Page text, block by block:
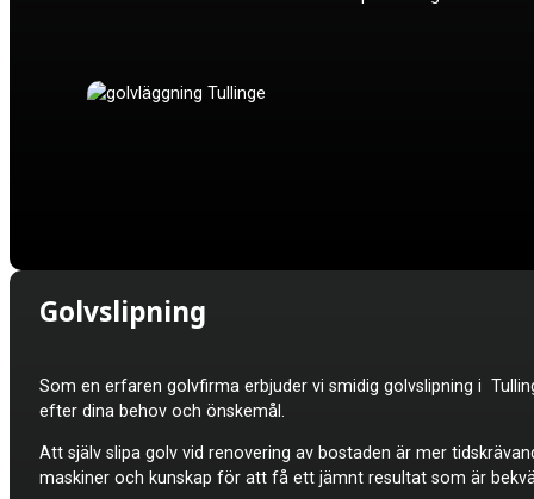
Golvslipning
Som en erfaren golvfirma erbjuder vi smidig golvslipning i
efter dina behov och önskemål.
Att själv slipa golv vid renovering av bostaden är mer
maskiner och kunskap för att få ett jämnt resultat som är